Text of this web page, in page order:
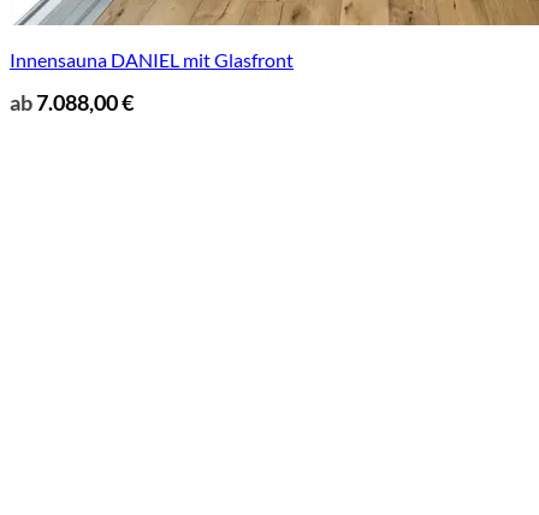
Innensauna DANIEL mit Glasfront
ab7.088,00€